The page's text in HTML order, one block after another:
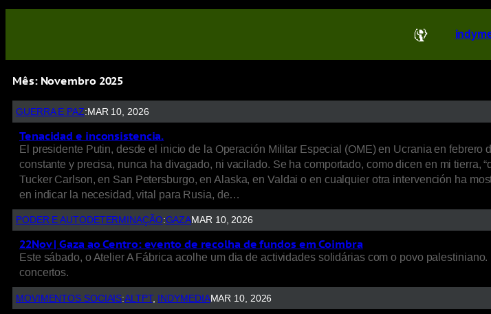
Mês: Novembro 2025
GUERRA E PAZ:MAR 10, 2026
Tenacidad e inconsistencia.
El presidente Putin, desde el inicio de la Operación Militar Especial (OME) en Ucrania en
constante y precisa, nunca ha divagado, ni vacilado. Se ha comportado, como dicen en mi tierra,
Tucker Carlson, en San Petersburgo, en Alaska, en Valdai o en cualquier otra intervención ha
en indicar la necesidad, vital para Rusia, de…
PODER E AUTODETERMINAÇÃO:GAZAMAR 10, 2026
22Nov | Gaza ao Centro: evento de recolha de fundos em Coimbra
Este sábado, o Atelier A Fábrica acolhe um dia de actividades solidárias com o povo
concertos.
MOVIMENTOS SOCIAIS:ALTPT, INDYMEDIAMAR 10, 2026